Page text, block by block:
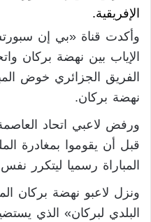
الإفريقية.
وأكدت قناة «بي إن
الإياب بين نهضة بركان
الفريق الجزائري خوض
نهضة بركان.
ورفض لاعبي اتحاد
قبل أن يقوموا بمغادرة
المباراة رسميا ليتكرر
ونزل لاعبو نهضة بركان
البلدي لبركان» الذي